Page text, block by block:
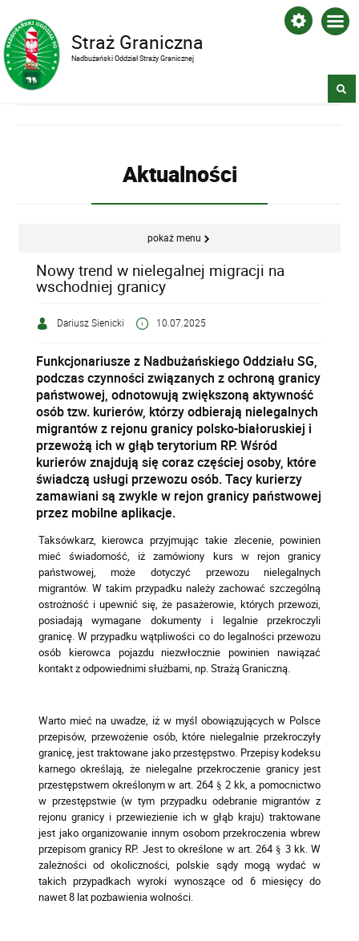
Straż Graniczna
Nadbużański Oddział Straży Granicznej
Aktualności
pokaż menu
Nowy trend w nielegalnej migracji na
wschodniej granicy
Dariusz Sienicki 10.07.2025
Funkcjonariusze z Nadbużańskiego Oddziału SG,
podczas czynności związanych z ochroną granicy
państwowej, odnotowują zwiększoną aktywność
osób tzw. kurierów, którzy odbierają nielegalnych
migrantów z rejonu granicy polsko-białoruskiej i
przewożą ich w głąb terytorium RP. Wśród
kurierów znajdują się coraz częściej osoby, które
świadczą usługi przewozu osób. Tacy kurierzy
zamawiani są zwykle w rejon granicy państwowej
przez mobilne aplikacje.
Taksówkarz, kierowca przyjmując takie zlecenie, powinien
mieć świadomość, iż zamówiony kurs w rejon granicy
państwowej, może dotyczyć przewozu nielegalnych
migrantów. W takim przypadku należy zachować szczególną
ostrożność i upewnić się, że pasażerowie, których przewozi,
posiadają wymagane dokumenty i legalnie przekroczyli
granicę. W przypadku wątpliwości co do legalności przewozu
osób kierowca pojazdu niezwłocznie powinien nawiązać
kontakt z odpowiednimi służbami, np. Strażą Graniczną.
Warto mieć na uwadze, iż w myśl obowiązujących w Polsce
przepisów, przewożenie osób, które nielegalnie przekroczyły
granicę, jest traktowane jako przestępstwo. Przepisy kodeksu
karnego określają, że nielegalne przekroczenie granicy jest
przestępstwem określonym w art. 264 § 2 kk, a pomocnictwo
w przestępstwie (w tym przypadku odebranie migrantów z
rejonu granicy i przewiezienie ich w głąb kraju) traktowane
jest jako organizowanie innym osobom przekroczenia wbrew
przepisom granicy RP. Jest to określone w art. 264 § 3 kk. W
zależności od okoliczności, polskie sądy mogą wydać w
takich przypadkach wyroki wynoszące od 6 miesięcy do
nawet 8 lat pozbawienia wolności.